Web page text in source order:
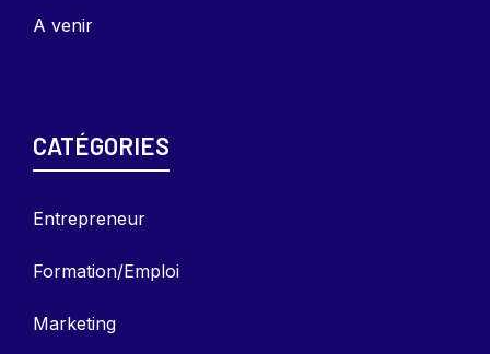
A venir
CATÉGORIES
Entrepreneur
Formation/Emploi
Marketing